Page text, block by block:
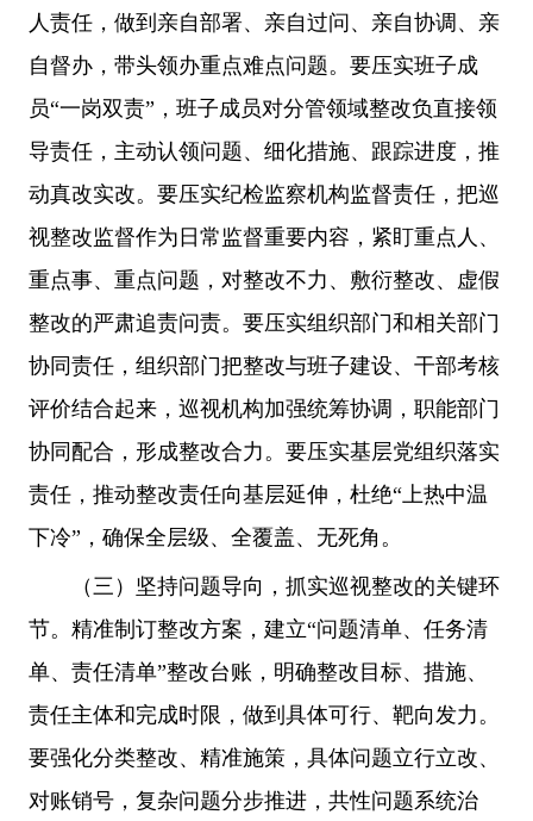
人责任，做到亲自部署、亲自过问、亲自协调、亲
自督办，带头领办重点难点问题。要压实班子成
员“一岗双责”，班子成员对分管领域整改负直接领
导责任，主动认领问题、细化措施、跟踪进度，推
动真改实改。要压实纪检监察机构监督责任，把巡
视整改监督作为日常监督重要内容，紧盯重点人、
重点事、重点问题，对整改不力、敷衍整改、虚假
整改的严肃追责问责。要压实组织部门和相关部门
协同责任，组织部门把整改与班子建设、干部考核
评价结合起来，巡视机构加强统筹协调，职能部门
协同配合，形成整改合力。要压实基层党组织落实
责任，推动整改责任向基层延伸，杜绝“上热中温
下冷”，确保全层级、全覆盖、无死角。
（三）坚持问题导向，抓实巡视整改的关键环
节。精准制订整改方案，建立“问题清单、任务清
单、责任清单”整改台账，明确整改目标、措施、
责任主体和完成时限，做到具体可行、靶向发力。
要强化分类整改、精准施策，具体问题立行立改、
对账销号，复杂问题分步推进，共性问题系统治